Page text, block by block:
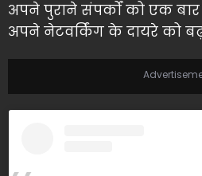
अपने पुराने संपर्कों को एक
अपने नेटवर्किंग के दायरे को